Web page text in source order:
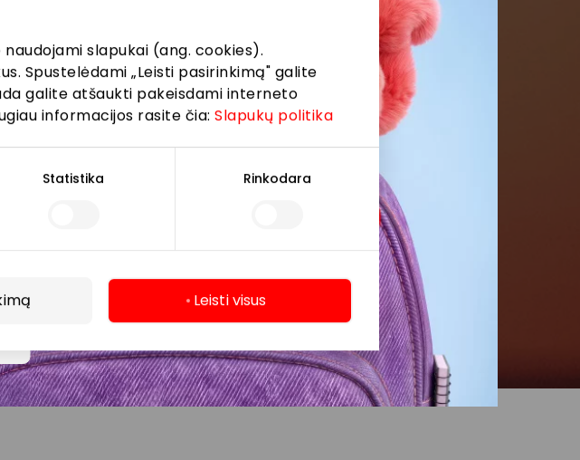
slapukai (ang. cookies).
Spustelėdami „Leisti pasirinkimą" galite
galite atšaukti pakeisdami interneto
informacijos rasite čia:Slapukų politika
Statistika Rinkodara
Leisti visus
sutinki gauti PPC